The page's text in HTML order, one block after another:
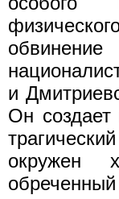
и
Он создает
окружен